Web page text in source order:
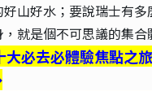
山好水；要說瑞士有
就是個不可思議的集合
大必去必體驗焦點之